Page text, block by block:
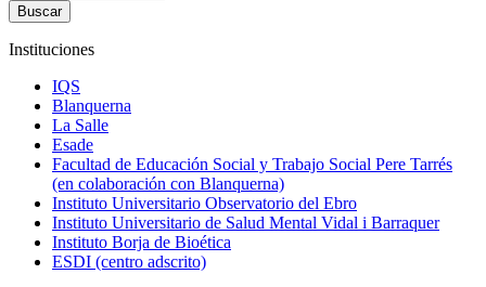
Instituciones
IQS
Blanquerna
La Salle
Esade
Facultad de Educación Social y Trabajo Social Pere Tarrés
(en colaboración con Blanquerna)
Instituto Universitario Observatorio del Ebro
Instituto Universitario de Salud Mental Vidal i Barraquer
Instituto Borja de Bioética
ESDI (centro adscrito)